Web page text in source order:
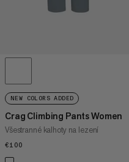
NEW COLORS ADDED
Crag Climbing Pants Women
Všestranné kalhoty na lezení
€100